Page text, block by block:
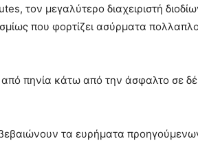
τον μεγαλύτερο διαχειριστή
που φορτίζει ασύρματα
από πηνία κάτω από την άσφαλτο σε
τα ευρήματα